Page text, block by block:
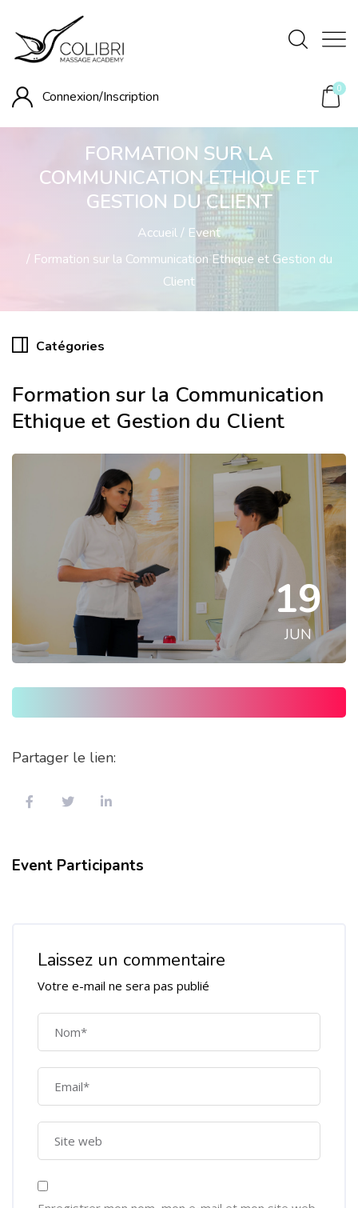
Connexion/Inscription 0
FORMATION SUR LA
COMMUNICATION ETHIQUE ET
GESTION DU CLIENT
Accueil
Event
Formation sur la Communication Ethique et Gestion du
Client
Catégories
Formation sur la Communication
Ethique et Gestion du Client
19
JUN
Partager le lien:
Event Participants
Laissez un commentaire
Votre e-mail ne sera pas publié